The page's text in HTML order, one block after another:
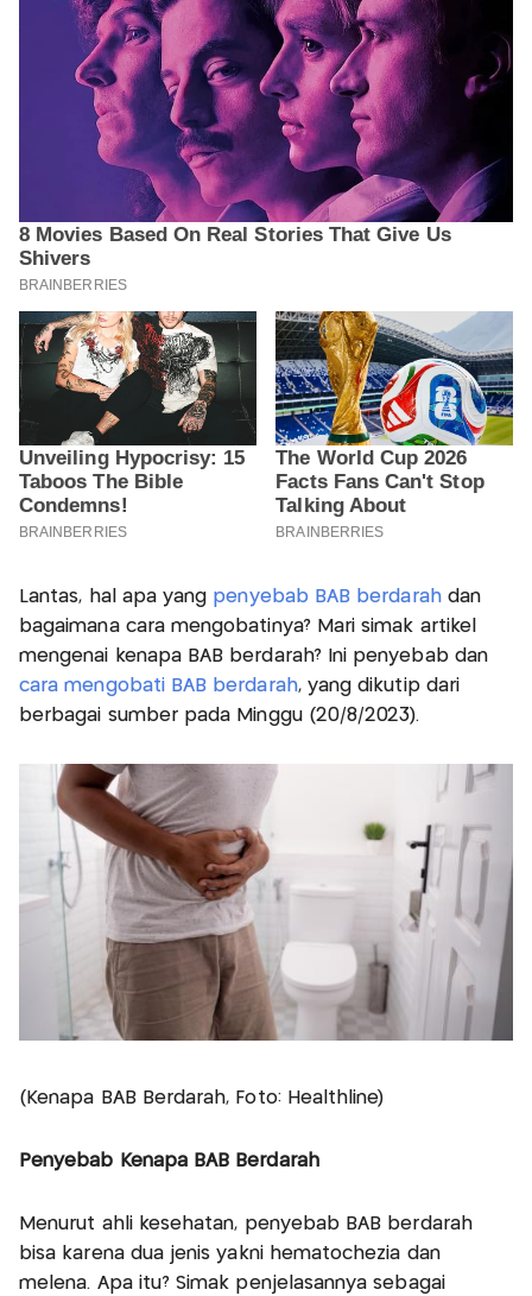
Lantas, hal apa yang penyebab BAB berdarahdan
bagaimana cara mengobatinya? Mari simak artikel
mengenai kenapa BAB berdarah? Ini penyebab dan
cara mengobati BAB berdarah, yang dikutip dari
berbagai sumber pada Minggu (20/8/2023).
(Kenapa BAB Berdarah, Foto: Healthline)
Penyebab Kenapa BAB Berdarah
Menurut ahli kesehatan, penyebab BAB berdarah
bisa karena dua jenis yakni hematochezia dan
melena. Apa itu? Simak penjelasannya sebagai